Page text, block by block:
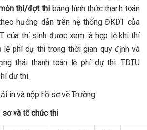
thi/đợt thi bằng hình thức thanh toán
hướng dẫn trên hệ thống ĐKDT của
của thí sinh được xem là hợp lệ khi thí
lệ phí dự thi trong thời gian quy định và
thái thanh toán lệ phí dự thi. TDTU
dự thi.
in và nộp hồ sơ về Trường.
sơ và tổ chức thi